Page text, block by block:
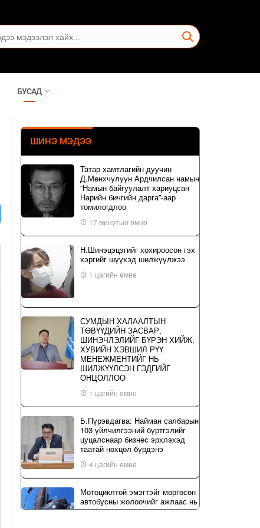
БУСАД
ШИНЭ МЭДЭЭ
Татар хамтлагийн дуучин
Д.Мөнхчулуун Ардчилсан намын
“Намын байгуулалт хариуцсан
Нарийн бичгийн дарга”-аар
томилогдлоо
17 минутын өмнө
Н.Шинэцэцэгийг хохироосон гэх
хэргийг шүүхэд шилжүүлжээ
1 цагийн өмнө
СУМДЫН ХАЛААЛТЫН
ТӨВҮҮДИЙН ЗАСВАР,
ШИНЭЧЛЭЛИЙГ БҮРЭН ХИЙЖ,
ХУВИЙН ХЭВШИЛ РҮҮ
МЕНЕЖМЕНТИЙГ НЬ
ШИЛЖҮҮЛСЭН ГЭДГИЙГ
ОНЦОЛЛОО
1 цагийн өмнө
Б.Пүрэвдагва: Найман салбарын
103 үйлчилгээний бүртгэлийг
цуцалснаар бизнес эрхлэхэд
таатай нөхцөл бүрдэнэ
4 цагийн өмнө
Мотоциклтой эмэгтэйг мөргөсөн
автобусны жолоочийг ажлаас нь
чөлөөлжээ